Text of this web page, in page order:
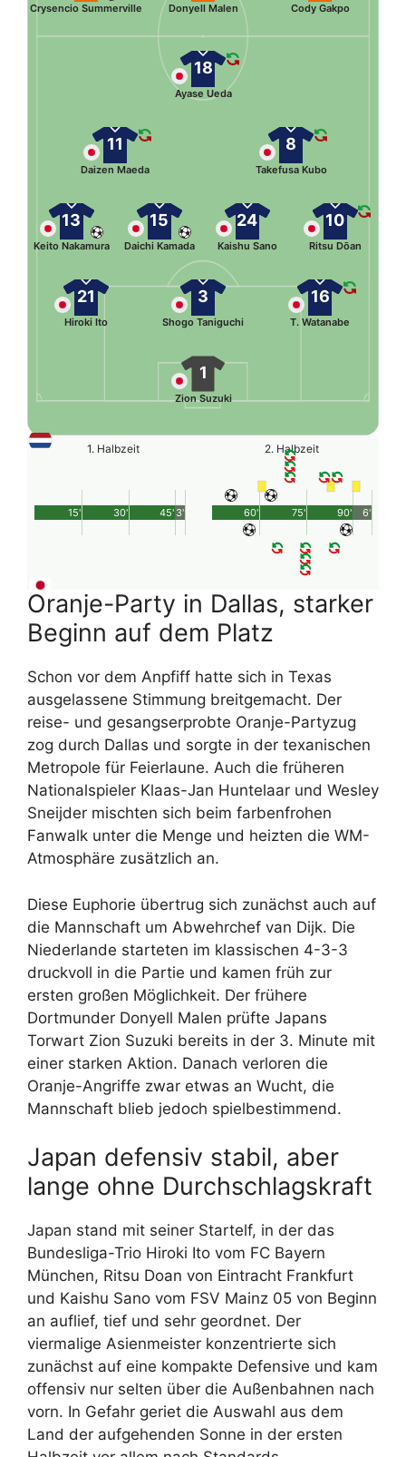
Cody Gakpo
Donyell Malen
Crysencio Summerville
1
Zion Suzuki
21
Hiroki Ito
3
Shogo Taniguchi
16
T. Watanabe
13
Keito Nakamura
15
Daichi Kamada
24
Kaishu Sano
10
Ritsu Dōan
11
Daizen Maeda
8
Takefusa Kubo
18
Ayase Ueda
1. Halbzeit
45'
15' 30' 3'
2. Halbzeit
90'
60' 75' 6'
Oranje-Party in Dallas, starker
Beginn auf dem Platz
Schon vor dem Anpfiff hatte sich in Texas
ausgelassene Stimmung breitgemacht. Der
reise- und gesangserprobte Oranje-Partyzug
zog durch Dallas und sorgte in der texanischen
Metropole für Feierlaune. Auch die früheren
Nationalspieler Klaas-Jan Huntelaar und Wesley
Sneijder mischten sich beim farbenfrohen
Fanwalk unter die Menge und heizten die WM-
Atmosphäre zusätzlich an.
Diese Euphorie übertrug sich zunächst auch auf
die Mannschaft um Abwehrchef van Dijk. Die
Niederlande starteten im klassischen 4-3-3
druckvoll in die Partie und kamen früh zur
ersten großen Möglichkeit. Der frühere
Dortmunder Donyell Malen prüfte Japans
Torwart Zion Suzuki bereits in der 3. Minute mit
einer starken Aktion. Danach verloren die
Oranje-Angriffe zwar etwas an Wucht, die
Mannschaft blieb jedoch spielbestimmend.
Japan defensiv stabil, aber
lange ohne Durchschlagskraft
Japan stand mit seiner Startelf, in der das
Bundesliga-Trio Hiroki Ito vom FC Bayern
München, Ritsu Doan von Eintracht Frankfurt
und Kaishu Sano vom FSV Mainz 05 von Beginn
an auflief, tief und sehr geordnet. Der
viermalige Asienmeister konzentrierte sich
zunächst auf eine kompakte Defensive und kam
offensiv nur selten über die Außenbahnen nach
vorn. In Gefahr geriet die Auswahl aus dem
Land der aufgehenden Sonne in der ersten